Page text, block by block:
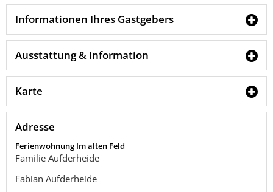
Informationen Ihres Gastgebers
Ausstattung & Information
Karte
Adresse
Ferienwohnung Im alten Feld
Familie Aufderheide
Fabian Aufderheide